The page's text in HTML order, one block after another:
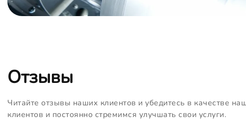
Отзывы
Читайте отзывы наших клиентов и убедитесь в качестве
клиентов и постоянно стремимся улучшать свои услуги.